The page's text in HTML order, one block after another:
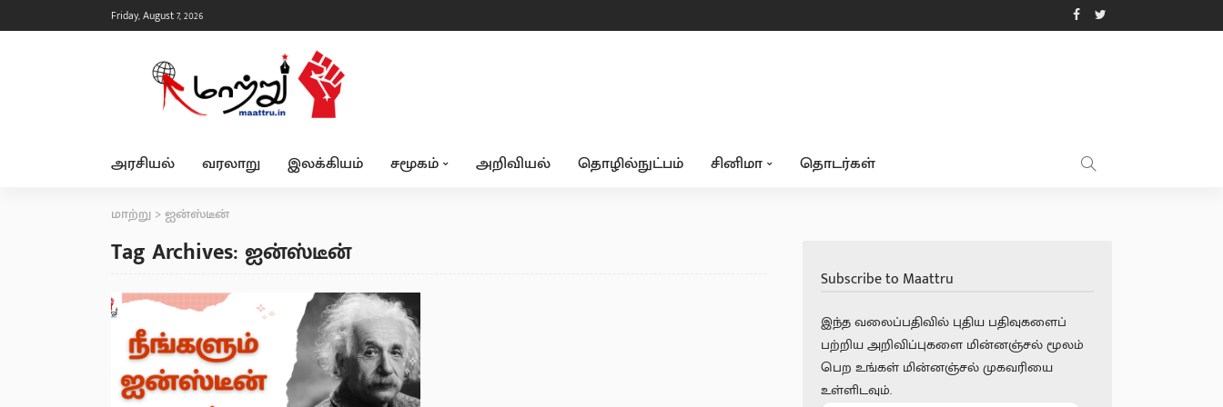
Friday, August 7, 2026
அரசியல் வரலாறு இலக்கியம் சமூகம் அறிவியல் தொழில்நுட்பம் சினிமா தொடர்கள்
மாற்று >ஐன்ஸ்டீன்
Tag Archives: ஐன்ஸ்டீன்
Subscribe to Maattru
இந்த வலைப்பதிவில் புதிய பதிவுகளைப்
பற்றிய அறிவிப்புகளை மின்னஞ்சல் மூலம்
பெற உங்கள் மின்னஞ்சல் முகவரியை
உள்ளிடவும்.